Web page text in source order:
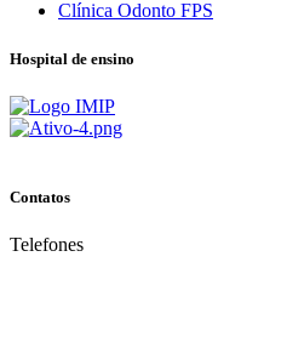
Clínica Odonto FPS
Hospital de ensino
Contatos
Telefones